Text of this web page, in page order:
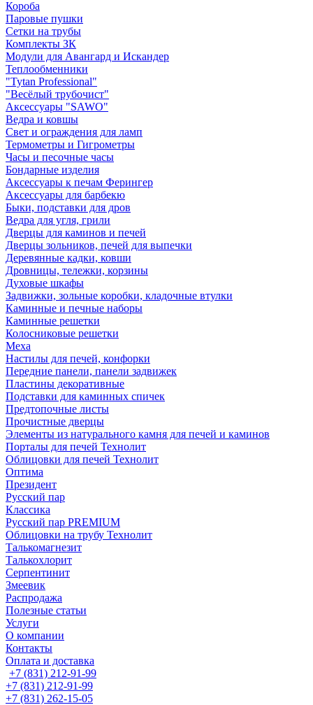
Короба
Паровые пушки
Сетки на трубы
Комплекты ЗК
Модули для Авангард и Искандер
Теплообменники
"Tytan Professional"
"Весёлый трубочист"
Аксессуары "SAWO"
Ведра и ковшы
Свет и ограждения для ламп
Термометры и Гигрометры
Часы и песочные часы
Бондарные изделия
Аксессуары к печам Ферингер
Аксессуары для барбекю
Быки, подставки для дров
Ведра для угля, грили
Дверцы для каминов и печей
Дверцы зольников, печей для выпечки
Деревянные кадки, ковши
Дровницы, тележки, корзины
Духовые шкафы
Задвижки, зольные коробки, кладочные втулки
Каминные и печные наборы
Каминные решетки
Колосниковые решетки
Меха
Настилы для печей, конфорки
Передние панели, панели задвижек
Пластины декоративные
Подставки для каминных спичек
Предтопочные листы
Прочистные дверцы
Элементы из натурального камня для печей и каминов
Порталы для печей Технолит
Облицовки для печей Технолит
Оптима
Президент
Русский пар
Классика
Русский пар PREMIUM
Облицовки на трубу Технолит
Талькомагнезит
Талькохлорит
Серпентинит
Змеевик
Распродажа
Полезные статьи
Услуги
О компании
Контакты
Оплата и доставка
+7 (831) 212-91-99
+7 (831) 212-91-99
+7 (831) 262-15-05